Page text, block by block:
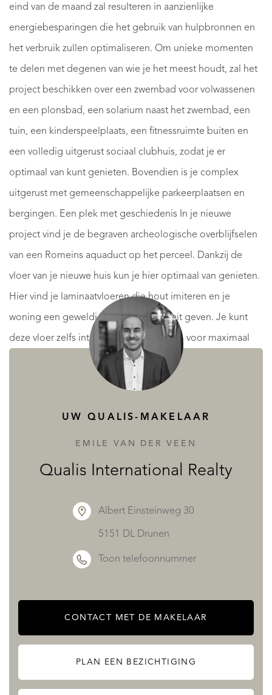
eind van de maand zal resulteren in aanzienlijke
energiebesparingen die het gebruik van hulpbronnen en
het verbruik zullen optimaliseren. Om unieke momenten
te delen met degenen van wie je het meest houdt, zal het
project beschikken over een zwembad voor volwassenen
en een plonsbad, een solarium naast het zwembad, een
tuin, een kinderspeelplaats, een fitnessruimte buiten en
een volledig uitgerust sociaal clubhuis, zodat je er
optimaal van kunt genieten. Bovendien is je complex
uitgerust met gemeenschappelijke parkeerplaatsen en
bergingen. Een plek met geschiedenis In je nieuwe
project vind je de begraven archeologische overblijfselen
van een Romeins aquaduct op het perceel. Dankzij de
vloer van je nieuwe huis kun je hier optimaal van genieten.
Hier vind je laminaatvloeren die hout imiteren en je
woning een geweldige interieurkwaliteit geven. Je kunt
deze vloer zelfs integreren in de keuken, voor maximaal
comfort en continuïteit van de ruimtes. De muren worden
afgewerkt met ecologische gladde kunststofverf. In het
geïnstalleerd, afgewerkt met kunststof verf. Er wordt een
grote keuken geleverd met een modern ontwerp van
hoge en lage meubels met een grote capaciteit. Daarnaast
Inductiekookplaat. Afzuigkap. Elektrische oven en
vergelijkbaar. Keramisch of vergelijkbaar werkbladfront.
soorten sfeer naargelang je smaak. De wanden van de
De vloer wordt gemaakt van gerectificeerd porcellanato.
UW QUALIS-MAKELAAR
EMILE VAN DER VEEN
Qualis International Realty
Albert Einsteinweg 30
5151 DL Drunen
Toon telefoonnummer
CONTACT MET DE MAKELAAR
PLAN EEN BEZICHTIGING